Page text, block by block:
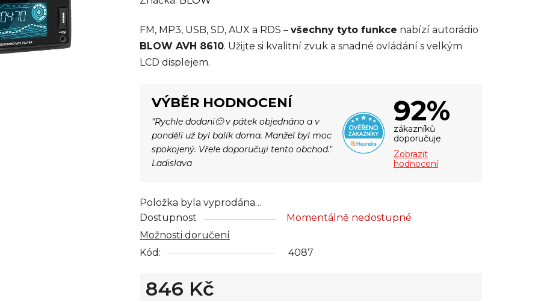
je
0,0
z
hvězdiček.
FM, MP3, USB, SD, AUX a RDS – všechny tyto funkce nabízí autorádio
BLOW AVH 8610. Užijte si kvalitní zvuk a snadné ovládání s velkým
LCD displejem.
VÝBĚR HODNOCENÍ
"Rychle dodani🙂 v pátek objednáno a v
pondělí už byl balík doma. Manžel byl moc
spokojený. Vřele doporučuji tento obchod."
Ladislava
92%
zákazníků
doporučuje
Zobrazit
hodnocení
Položka byla vyprodána…
Dostupnost
Momentálně nedostupné
Možnosti doručení
Kód:
4087
846 Kč